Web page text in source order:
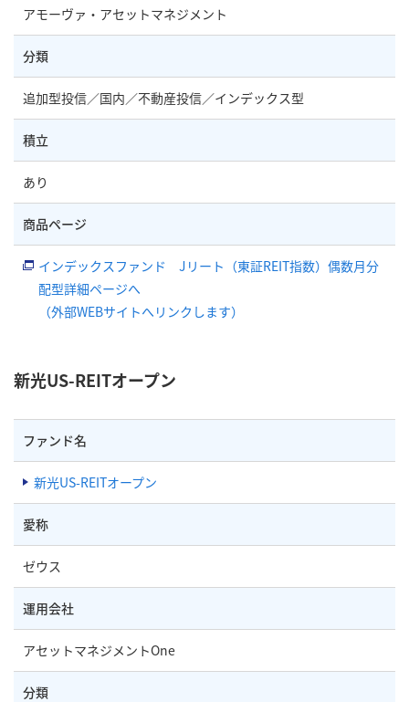
アモーヴァ・アセットマネジメント
分類
追加型投信／国内／不動産投信／インデックス型
積立
あり
商品ページ
インデックスファンド Jリート（東証REIT指数）偶数月分
配型詳細ページへ
（外部WEBサイトへリンクします）
新光US-REITオープン
ファンド名
新光US-REITオープン
愛称
ゼウス
運用会社
アセットマネジメントOne
分類